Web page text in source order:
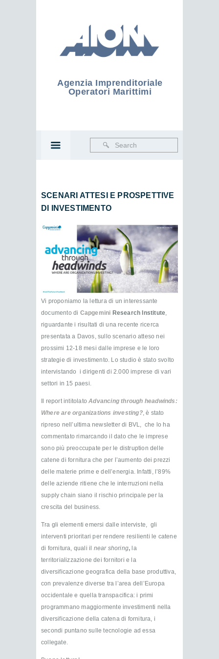
Agenzia Imprenditoriale
Operatori Marittimi
SCENARI ATTESI E PROSPETTIVE
DI INVESTIMENTO
Vi proponiamo la lettura di un interessante
documento di Capgemini Research Institute,
riguardante i risultati di una recente ricerca
presentata a Davos, sullo scenario atteso nei
prossimi 12-18 mesi dalle imprese e le loro
strategie di investimento. Lo studio è stato svolto
intervistando i dirigenti di 2.000 imprese di vari
settori in 15 paesi.
Il report intitolatoAdvancing through headwinds:
Where are organizations investing?, è stato
ripreso nell’ultima newsletter di BVL, che lo ha
commentato rimarcando il dato che le imprese
sono più preoccupate per le distruption delle
catene di fornitura che per l’aumento dei prezzi
delle materie prime e dell’energia. Infatti, l’89%
delle aziende ritiene che le interruzioni nella
supply chain siano il rischio principale per la
crescita del business.
Tra gli elementi emersi dalle interviste, gli
interventi prioritari per rendere resilienti le catene
di fornitura, quali il near shoring, la
territorializzazione dei fornitori e la
diversificazione geografica della base produttiva,
con prevalenze diverse tra l’area dell’Europa
occidentale e quella transpacifica: i primi
programmano maggiormente investimenti nella
diversificazione della catena di fornitura, i
secondi puntano sulle tecnologie ad essa
collegate.